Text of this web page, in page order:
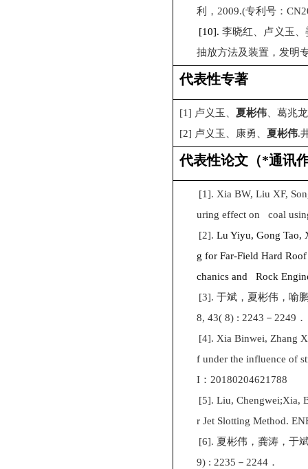
利， 2009.(专利号：
[10]. 李晓红、卢义玉
抽放方法及装置，发明
代表性专著
[1] 卢义玉、 夏彬伟、葛兆
[2] 卢义玉、康勇、 夏彬伟.
代表性论文（*通讯
[1]. Xia BW, Liu XF,
uring effect on coal
[2]. Lu Yiyu, Gong Tao,
g for Far-Field Hard
chanics and Rock
[3]. 于斌，夏彬伟，喻
8, 43( 8) : 2243 － 2249 ．
[4]. Xia Binwei, Zhang
f under the influence of
I： 20180204621788
[5]. Liu, Chengwei;Xia,
r Jet Slotting Method.
[6]. 夏彬伟，龚涛，于
9) : 2235 － 2244．